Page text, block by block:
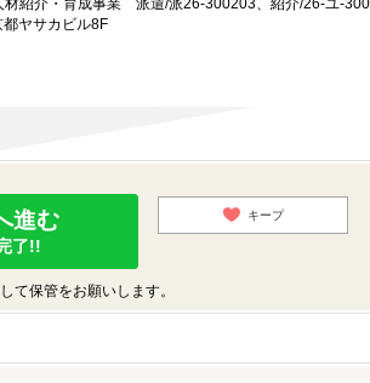
材紹介・育成事業 派遣/派26-300203、紹介/26-ユ-
ヤサカビル8F
進む
了!!
キープ
て保管をお願いします。